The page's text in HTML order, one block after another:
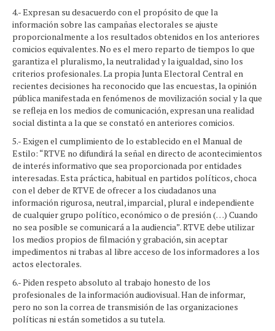
4.- Expresan su desacuerdo con el propósito de que la
información sobre las campañas electorales se ajuste
proporcionalmente a los resultados obtenidos en los anteriores
comicios equivalentes. No es el mero reparto de tiempos lo que
garantiza el pluralismo, la neutralidad y la igualdad, sino los
criterios profesionales. La propia Junta Electoral Central en
recientes decisiones ha reconocido que las encuestas, la opinión
pública manifestada en fenómenos de movilización social y la que
se refleja en los medios de comunicación, expresan una realidad
social distinta a la que se constató en anteriores comicios.
5.- Exigen el cumplimiento de lo establecido en el Manual de
Estilo: “RTVE no difundirá la señal en directo de acontecimientos
de interés informativo que sea proporcionada por entidades
interesadas. Esta práctica, habitual en partidos políticos, choca
con el deber de RTVE de ofrecer a los ciudadanos una
información rigurosa, neutral, imparcial, plural e independiente
de cualquier grupo político, económico o de presión (…) Cuando
no sea posible se comunicará a la audiencia”. RTVE debe utilizar
los medios propios de filmación y grabación, sin aceptar
impedimentos ni trabas al libre acceso de los informadores a los
actos electorales.
6.- Piden respeto absoluto al trabajo honesto de los
profesionales de la información audiovisual. Han de informar,
pero no son la correa de transmisión de las organizaciones
políticas ni están sometidos a su tutela.